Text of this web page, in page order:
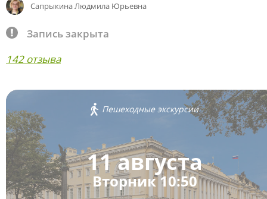
Сапрыкина Людмила Юрьевна
Запись закрыта
142 отзыва
Пешеходные экскурсии
11 августа
Вторник 10:50